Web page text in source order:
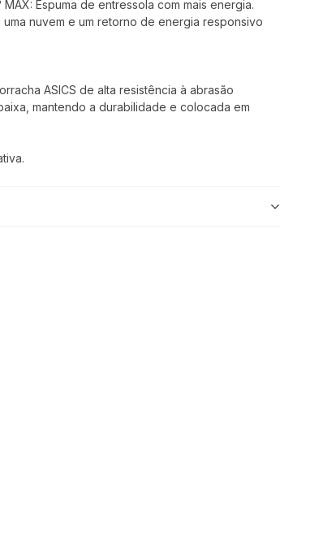
Espuma de entressola com mais energia.
nuvem e um retorno de energia responsivo
ASICS de alta resistência à abrasão
mantendo a durabilidade e colocada em